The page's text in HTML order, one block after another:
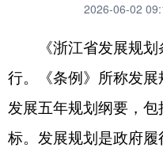
2026-06-02
《浙江省发展规划
行。《条例》所称发
发展五年规划纲要，
标。发展规划是政府